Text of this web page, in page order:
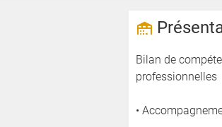
Bilan de
professionnelles
•